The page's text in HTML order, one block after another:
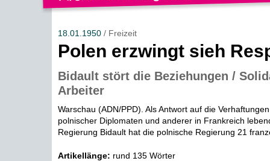
18.01.1950/ Freizeit
Polen erzwingt sieh
Bidault stört die Beziehungen /
Arbeiter
Warschau (ADN/PPD). Als Antwort auf die
polnischer Diplomaten und anderer in Frankreich
Regierung Bidault hat die polnische Regierung 21
Artikellänge: rund 135 Wörter